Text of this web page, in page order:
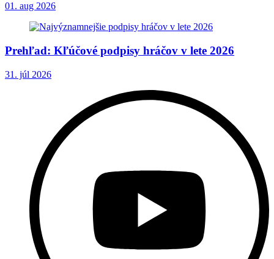
01. aug 2026
Prehľad: Kľúčové podpisy hráčov v lete 2026
31. júl 2026